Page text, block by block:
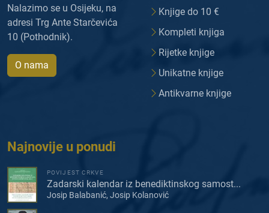
Nalazimo se u Osijeku, na
adresi Trg Ante Starčevića
10 (Pothodnik).
O nama
Knjige do 10 €
Kompleti knjiga
Rijetke knjige
Unikatne knjige
Antikvarne knjige
Najnovije u ponudi
POVIJEST CRKVE
Zadarski kalendar iz benediktinskog samost...
Josip Balabanić, Josip Kolanović